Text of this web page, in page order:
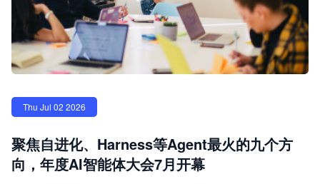
Thu Jul 02 2026
聚焦自进化、Harness等Agent最火的九个方
向，年度AI智能体大会7月开幕